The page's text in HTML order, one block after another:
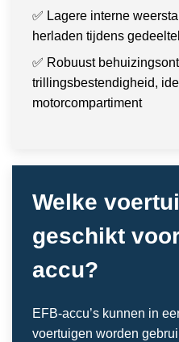
✅ Lagere interne
herladen tijdens
✅ Robuust
trillingsbestendigheid,
motorcompartiment
Welke
geschikt
accu?
EFB-accu’s kunnen in
voertuigen worden